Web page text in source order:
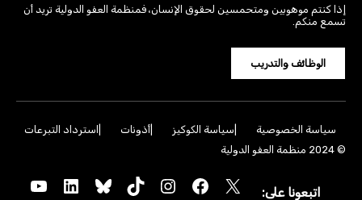
إذا كنتم موهوبين ومتحمسين لحقوق الإنسان، فمنظمة العفو الدولية تريد أن
تسمع منكم.
الوظائف والتدريب
سياسة الخصوصية سياسة الكوكيز أذونات
استرداد التبرعات
© 2024 منظمة العفو الدولية
اتبعونا على: X
Facebook
Instagram
TikTok
Bluesky
LinkedIn
YouTube